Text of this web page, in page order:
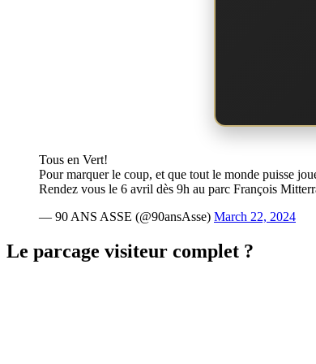
Tous en Vert!
Pour marquer le coup, et que tout le monde puisse
Rendez vous le 6 avril dès 9h au parc François
— 90 ANS ASSE (@90ansAsse) March 22, 2024
Le parcage visiteur complet ?